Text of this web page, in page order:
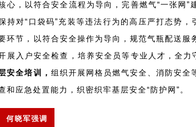
心，以符合安全流程为导向，完善燃气“一张网”
持对“口袋码”充装等违法行为的高压严打态势，
环节，以符合安全操作为导向，规范气瓶配送服
展入户安全检查，培养安全员等专业人才，全力
安全培训， 组织开展网格员燃气安全、消防安全
和应急处置能力，织密织牢基层安全“防护网”。
何晓军强调